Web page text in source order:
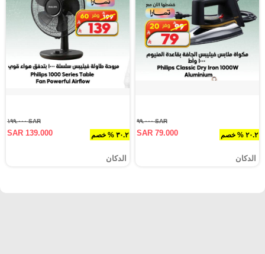
٢٠.٢ % خصم
SAR ٩٩.٠٠٠
SAR 79.000
الدكان
٣٠.٢ % خصم
SAR ١٩٩.٠٠٠
SAR 139.000
الدكان